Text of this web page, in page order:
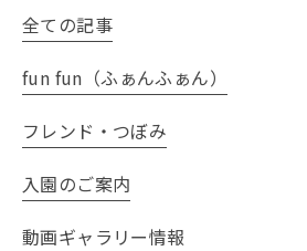
全ての記事
fun fun（ふぁんふぁん）
フレンド・つぼみ
入園のご案内
動画ギャラリー情報